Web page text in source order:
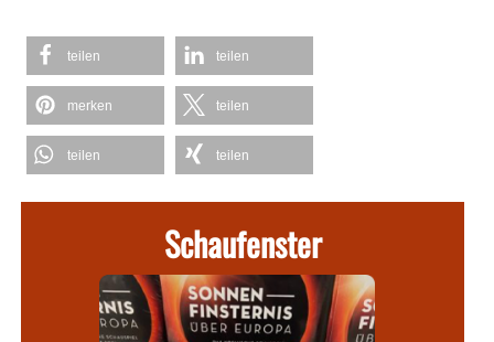
teilen teilen
merken teilen
teilen teilen
Schaufenster